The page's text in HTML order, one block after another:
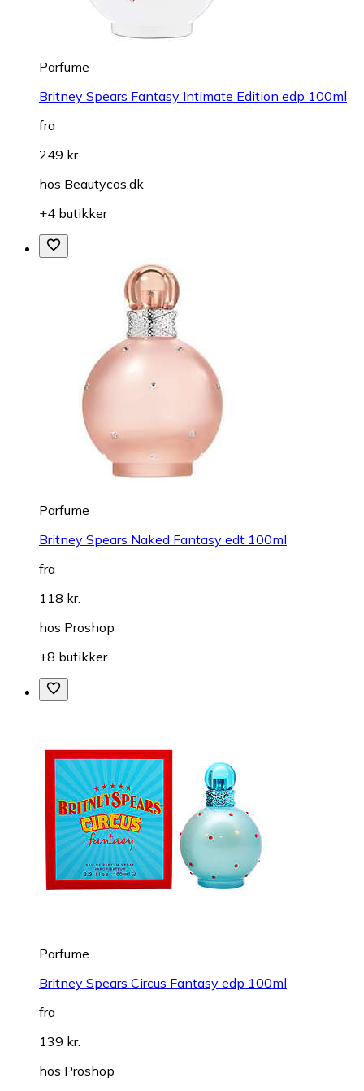
Parfume
Britney Spears Fantasy Intimate Edition edp 100ml
fra
249 kr.
hos Beautycos.dk
+4 butikker
Parfume
Britney Spears Naked Fantasy edt 100ml
fra
118 kr.
hos Proshop
+8 butikker
Parfume
Britney Spears Circus Fantasy edp 100ml
fra
139 kr.
hos Proshop